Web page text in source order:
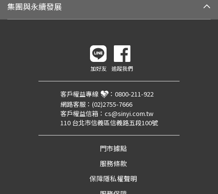
集團與永續發展
加好友 追蹤我們
客戶權益專線 ： 0800-211-922
網路客服： (02)2755-7666
客戶權益信箱： cs@sinyi.com.tw
110 台北市信義區信義路五段100號
門市據點
服務條款
保障隱私權聲明